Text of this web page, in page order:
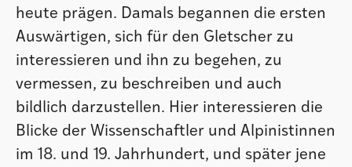
heute prägen. Damals begannen die ersten
Auswärtigen, sich für den Gletscher zu
interessieren und ihn zu begehen, zu
vermessen, zu beschreiben und auch
bildlich darzustellen. Hier interessieren die
Blicke der Wissenschaftler und Alpinistinnen
im 18. und 19. Jahrhundert, und später jene